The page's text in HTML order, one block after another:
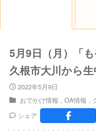
5月9日（月）「
久根市大川から生
2022年5月9日
おでかけ情報
OA情報
シェア